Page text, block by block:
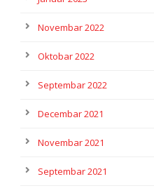
Novembar 2022
Oktobar 2022
Septembar 2022
Decembar 2021
Novembar 2021
Septembar 2021